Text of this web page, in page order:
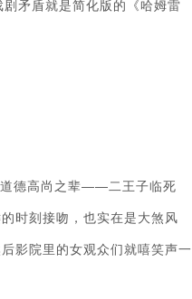
矛盾就是简化版的《哈姆雷
德高尚之辈——二王子临死
时刻接吻，也实在是大煞风
影院里的女观众们就嘻笑声一